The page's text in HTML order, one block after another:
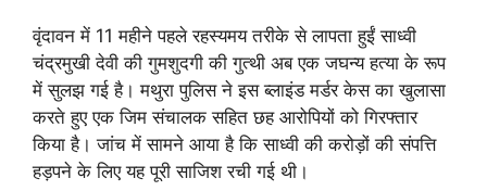
वृंदावन में 11 महीने पहले रहस्यमय तरीके से लापता हुईं साध्वी
चंद्रमुखी देवी की गुमशुदगी की गुत्थी अब एक जघन्य हत्या के रूप
में सुलझ गई है। मथुरा पुलिस ने इस ब्लाइंड मर्डर केस का खुलासा
करते हुए एक जिम संचालक सहित छह आरोपियों को गिरफ्तार
किया है। जांच में सामने आया है कि साध्वी की करोड़ों की संपत्ति
हड़पने के लिए यह पूरी साजिश रची गई थी।